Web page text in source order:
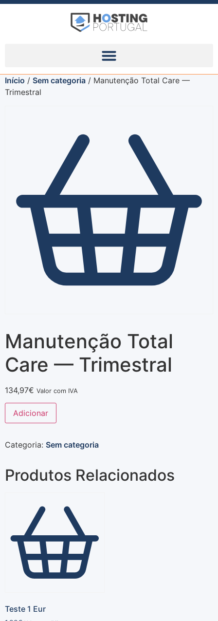
Início / Sem categoria / Manutenção Total Care —
Trimestral
Manutenção Total
Care — Trimestral
134,97€ Valor com IVA
Adicionar
Categoria: Sem categoria
Produtos Relacionados
Teste 1 Eur